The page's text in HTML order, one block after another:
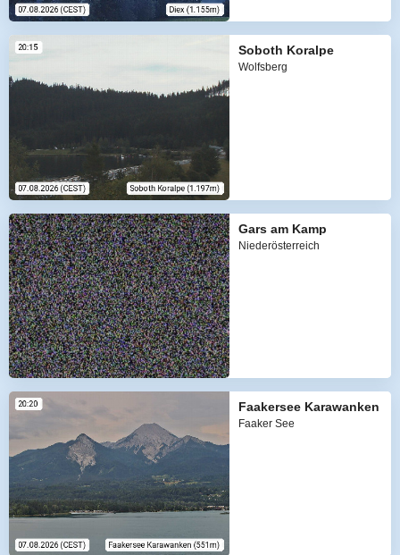
Soboth Koralpe
Wolfsberg
Gars am Kamp
Niederösterreich
Faakersee Karawanken
Faaker See